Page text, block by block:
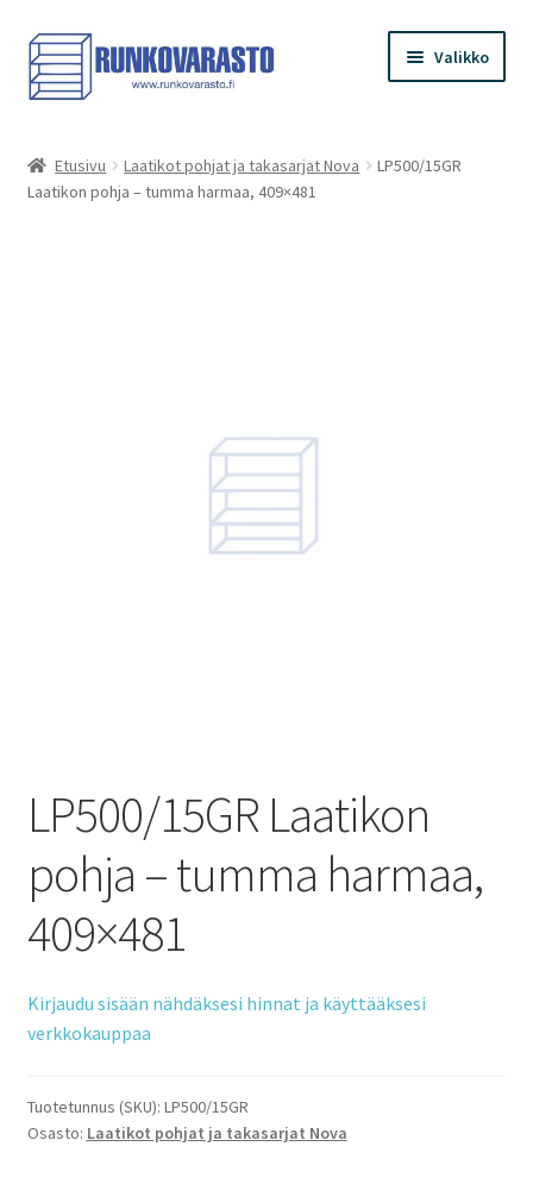
Siirry
navigointiin
Siirry
sisältöön
Valikko
Kauppa
Etusivu Laatikot pohjat ja takasarjat Nova
LP500/15GR
Laatikon pohja – tumma harmaa, 409×481
LP500/15GR Laatikon
pohja – tumma harmaa,
409×481
Kirjaudu sisään nähdäksesi hinnat ja käyttääksesi
verkkokauppaa
Tuotetunnus (SKU): LP500/15GR
Osasto: Laatikot pohjat ja takasarjat Nova